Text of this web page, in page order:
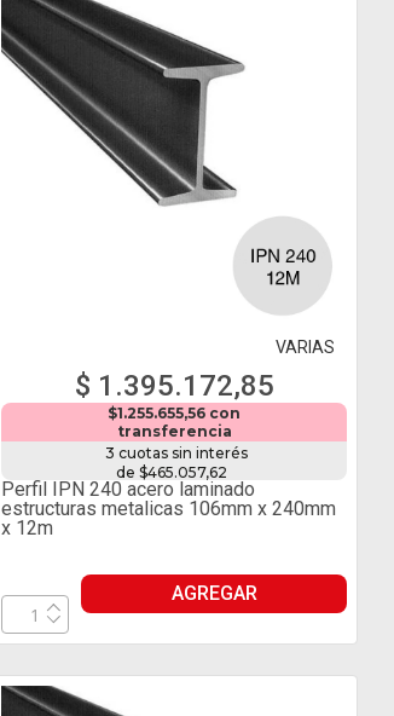
VARIAS
$ 1.395.172,85
$1.255.655,56 con
transferencia
3 cuotas sin interés
de $465.057,62
Perfil IPN 240 acero laminado
estructuras metalicas 106mm x 240mm
x 12m
AGREGAR